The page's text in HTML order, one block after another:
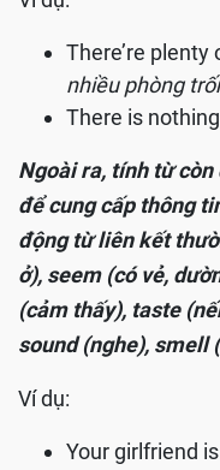
There’re
nhiều phòng
There is
Ngoài ra, tính từ
để cung cấp thông
động từ liên kết
ở), seem (có vẻ,
(cảm thấy), taste
sound (nghe), smell
Ví dụ:
Your girlfriend